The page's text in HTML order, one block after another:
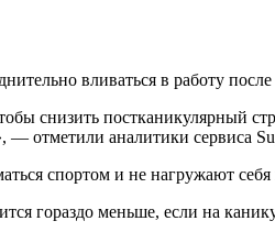
вливаться в работу
снизить постканикулярный
отметили аналитики сервиса
спортом и не нагружают
гораздо меньше, если на